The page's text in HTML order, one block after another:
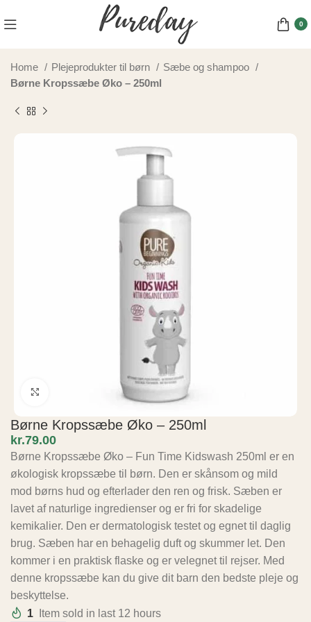
0
Home Plejeprodukter til børn
Sæbe og shampoo
Børne Kropssæbe Øko – 250ml
Click to enlarge
Børne Kropssæbe Øko – 250ml
kr.
Børne Kropssæbe Øko – Fun Time Kidswash 250ml er en
økologisk kropssæbe til børn. Den er skånsom og mild
mod børns hud og efterlader den ren og frisk. Sæben er
lavet af naturlige ingredienser og er fri for skadelige
kemikalier. Den er dermatologisk testet og egnet til daglig
brug. Sæben har en behagelig duft og skummer let. Den
kommer i en praktisk flaske og er velegnet til rejser. Med
denne kropssæbe kan du give dit barn den bedste pleje og
beskyttelse.
1
Item sold in last 12 hours